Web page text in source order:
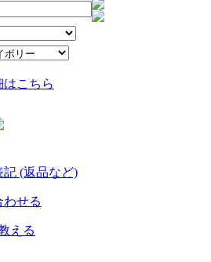
こちら
(返品など)
わせる
える